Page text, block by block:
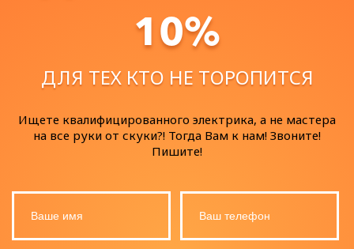
10%
ДЛЯ ТЕХ КТО НЕ ТОРОПИТСЯ
Ищете квалифицированного электрика, а не мастера
на все руки от скуки?! Тогда Вам к нам! Звоните!
Пишите!